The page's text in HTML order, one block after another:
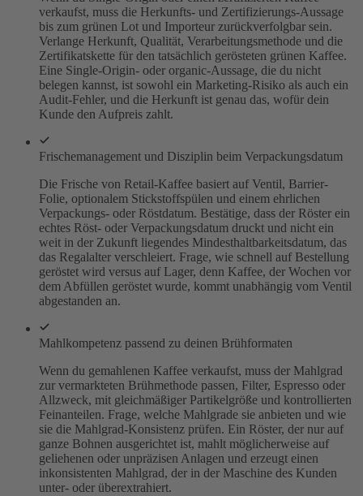
verkaufst, muss die Herkunfts- und Zertifizierungs-Aussage
bis zum grünen Lot und Importeur zurückverfolgbar sein.
Verlange Herkunft, Qualität, Verarbeitungsmethode und die
Zertifikatskette für den tatsächlich gerösteten grünen Kaffee.
Eine Single-Origin- oder organic-Aussage, die du nicht
belegen kannst, ist sowohl ein Marketing-Risiko als auch ein
Audit-Fehler, und die Herkunft ist genau das, wofür dein
Kunde den Aufpreis zahlt.
Frischemanagement und Disziplin beim Verpackungsdatum
Die Frische von Retail-Kaffee basiert auf Ventil, Barrier-
Folie, optionalem Stickstoffspülen und einem ehrlichen
Verpackungs- oder Röstdatum. Bestätige, dass der Röster ein
echtes Röst- oder Verpackungsdatum druckt und nicht ein
weit in der Zukunft liegendes Mindesthaltbarkeitsdatum, das
das Regalalter verschleiert. Frage, wie schnell auf Bestellung
geröstet wird versus auf Lager, denn Kaffee, der Wochen vor
dem Abfüllen geröstet wurde, kommt unabhängig vom Ventil
abgestanden an.
Mahlkompetenz passend zu deinen Brühformaten
Wenn du gemahlenen Kaffee verkaufst, muss der Mahlgrad
zur vermarkteten Brühmethode passen, Filter, Espresso oder
Allzweck, mit gleichmäßiger Partikelgröße und kontrollierten
Feinanteilen. Frage, welche Mahlgrade sie anbieten und wie
sie die Mahlgrad-Konsistenz prüfen. Ein Röster, der nur auf
ganze Bohnen ausgerichtet ist, mahlt möglicherweise auf
geliehenen oder unpräzisen Anlagen und erzeugt einen
inkonsistenten Mahlgrad, der in der Maschine des Kunden
unter- oder überextrahiert.